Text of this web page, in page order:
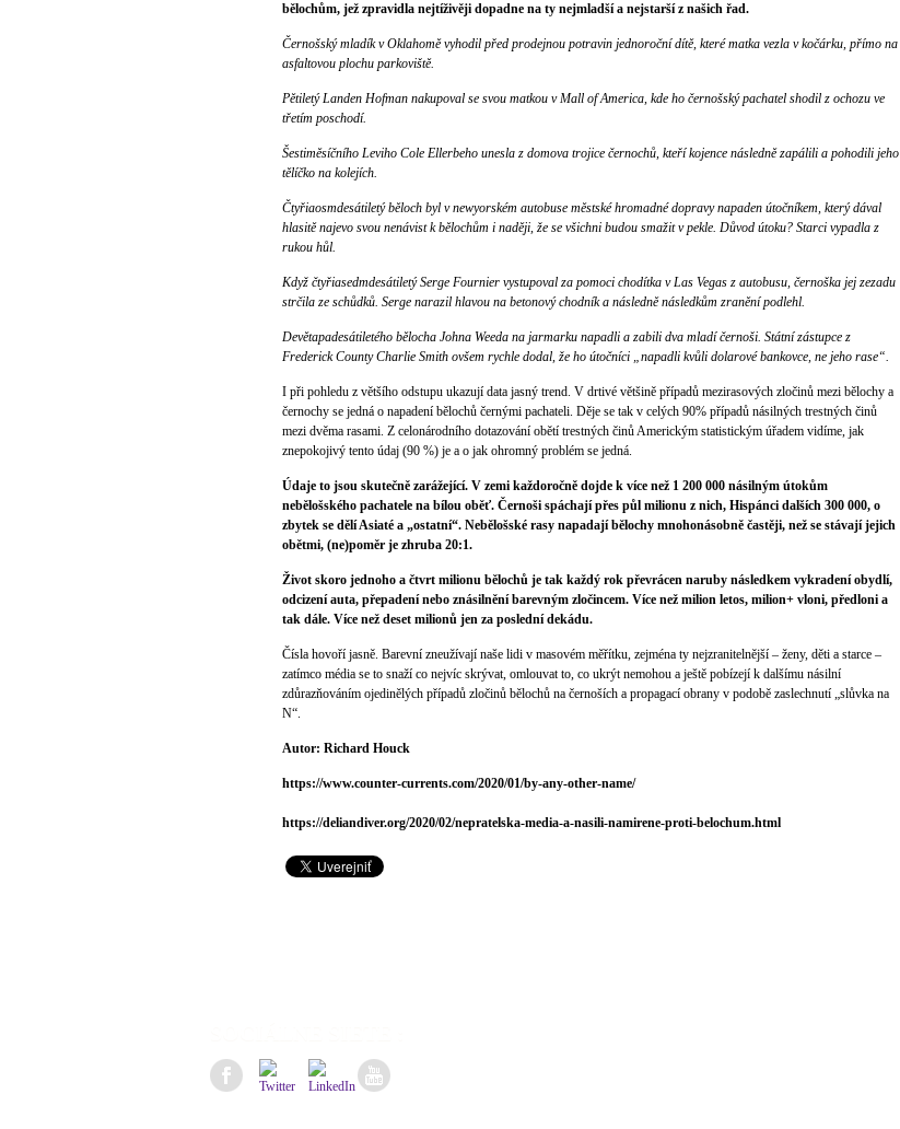
bělochům, jež zpravidla nejtíživěji dopadne na ty nejmladší a nejstarší z našich řad.
Černošský mladík v Oklahomě vyhodil před prodejnou potravin jednoroční dítě, které matka vezla v kočárku, přímo na
asfaltovou plochu parkoviště.
Pětiletý Landen Hofman nakupoval se svou matkou v Mall of America, kde ho černošský pachatel shodil z ochozu ve
třetím poschodí.
Šestiměsíčního Leviho Cole Ellerbeho unesla z domova trojice černochů, kteří kojence následně zapálili a pohodili jeho
tělíčko na kolejích.
Čtyřiaosmdesátiletý běloch byl v newyorském autobuse městské hromadné dopravy napaden útočníkem, který dával
hlasitě najevo svou nenávist k bělochům i naději, že se všichni budou smažit v pekle. Důvod útoku? Starci vypadla z
rukou hůl.
Když čtyřiasedmdesátiletý Serge Fournier vystupoval za pomoci chodítka v Las Vegas z autobusu, černoška jej zezadu
strčila ze schůdků. Serge narazil hlavou na betonový chodník a následně následkům zranění podlehl.
Devětapadesátiletého bělocha Johna Weeda na jarmarku napadli a zabili dva mladí černoši. Státní zástupce z
Frederick County Charlie Smith ovšem rychle dodal, že ho útočníci „napadli kvůli dolarové bankovce, ne jeho rase“.
I při pohledu z většího odstupu ukazují data jasný trend. V drtivé většině případů mezirasových zločinů mezi bělochy a
černochy se jedná o napadení bělochů černými pachateli. Děje se tak v celých 90% případů násilných trestných činů
mezi dvěma rasami. Z celonárodního dotazování obětí trestných činů Americkým statistickým úřadem vidíme, jak
znepokojivý tento údaj (90 %) je a o jak ohromný problém se jedná.
Údaje to jsou skutečně zarážející. V zemi každoročně dojde k více než 1 200 000 násilným útokům
nebělošského pachatele na bílou oběť. Černoši spáchají přes půl milionu z nich, Hispánci dalších 300 000, o
zbytek se dělí Asiaté a „ostatní“. Nebělošské rasy napadají bělochy mnohonásobně častěji, než se stávají jejich
obětmi, (ne)poměr je zhruba 20:1.
Život skoro jednoho a čtvrt milionu bělochů je tak každý rok převrácen naruby následkem vykradení obydlí,
odcizení auta, přepadení nebo znásilnění barevným zločincem. Více než milion letos, milion+ vloni, předloni a
tak dále. Více než deset milionů jen za poslední dekádu.
Čísla hovoří jasně. Barevní zneužívají naše lidi v masovém měřítku, zejména ty nejzranitelnější – ženy, děti a starce –
zatímco média se to snaží co nejvíc skrývat, omlouvat to, co ukrýt nemohou a ještě pobízejí k dalšímu násilní
zdůrazňováním ojedinělých případů zločinů bělochů na černoších a propagací obrany v podobě zaslechnutí „slůvka na
N“.
Autor: Richard Houck
https://www.counter-currents.com/2020/01/by-any-other-name/
https://deliandiver.org/2020/02/nepratelska-media-a-nasili-namirene-proti-belochum.html